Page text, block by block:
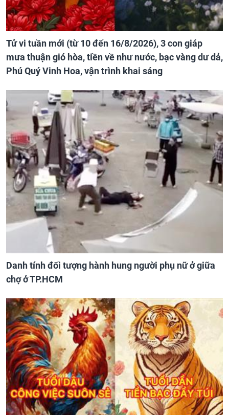
Tử vi tuần mới (từ 10 đến 16/8/2026), 3 con giáp
mưa thuận gió hòa, tiền về như nước, bạc vàng dư dả,
Phú Quý Vinh Hoa, vận trình khai sáng
Danh tính đối tượng hành hung người phụ nữ ở giữa
chợ ở TP.HCM